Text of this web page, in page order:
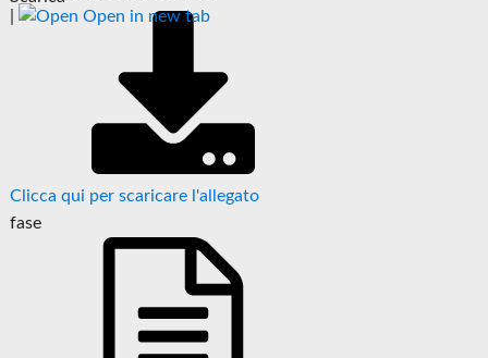
Open in new tab
Clicca qui per scaricare l'allegato
fase